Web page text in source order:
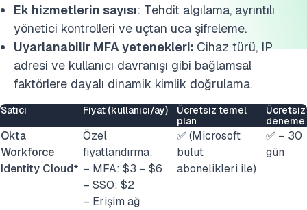
Ek hizmetlerin sayısı: Tehdit algılama, ayrıntılı
yönetici kontrolleri ve uçtan uca şifreleme.
Uyarlanabilir MFA yetenekleri: Cihaz türü, IP
adresi ve kullanıcı davranışı gibi bağlamsal
faktörlere dayalı dinamik kimlik doğrulama.
Satıcı Fiyat (kullanıcı/ay)
Ücretsiz temel
plan
Ücretsiz
deneme
Okta
Workforce
Identity Cloud*
Özel
fiyatlandırma:
– MFA: $3 – $6
– SSO: $2
– Erişim ağ
✅ (Microsoft
bulut
abonelikleri ile)
✅ – 30
gün